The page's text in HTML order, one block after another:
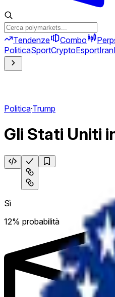
Tendenze Combo
PoliticaSportCryptoEsportIran
Politica·Trump
Gli Stati Uniti
Sì
12% probabilità